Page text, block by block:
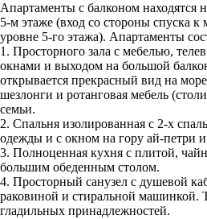
Апартаменты с балконом находятся
5-м этаже (вход со стороны спуска к
уровне 5-го этажа). Апартаменты
1. Просторного зала с мебелью,
окнами и выходом на большой
открывается прекрасный вид на
шезлонги и ротанговая мебель
семьи.
2. Спальня изолированная с 2-х
одежды и с окном на гору ай-петри
3. Полноценная кухня с плитой,
большим обеденным столом.
4. Просторный санузел с душевой
раковиной и стиральной машинкой.
гладильных принадлежностей.